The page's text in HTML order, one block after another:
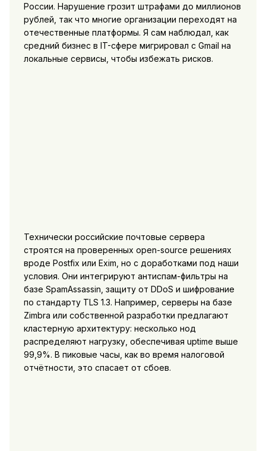
России. Нарушение грозит штрафами до миллионов
рублей, так что многие организации переходят на
отечественные платформы. Я сам наблюдал, как
средний бизнес в IT-сфере мигрировал с Gmail на
локальные сервисы, чтобы избежать рисков.
Технически российские почтовые сервера
строятся на проверенных open-source решениях
вроде Postfix или Exim, но с доработками под наши
условия. Они интегрируют антиспам-фильтры на
базе SpamAssassin, защиту от DDoS и шифрование
по стандарту TLS 1.3. Например, серверы на базе
Zimbra или собственной разработки предлагают
кластерную архитектуру: несколько нод
распределяют нагрузку, обеспечивая uptime выше
99,9%. В пиковые часы, как во время налоговой
отчётности, это спасает от сбоев.